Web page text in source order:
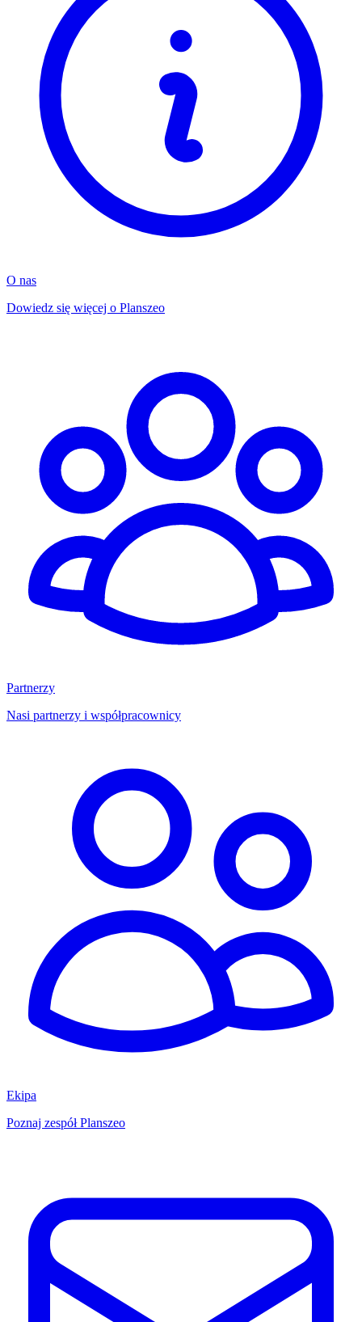
O nas
Dowiedz się więcej o Planszeo
Partnerzy
Nasi partnerzy i współpracownicy
Ekipa
Poznaj zespół Planszeo